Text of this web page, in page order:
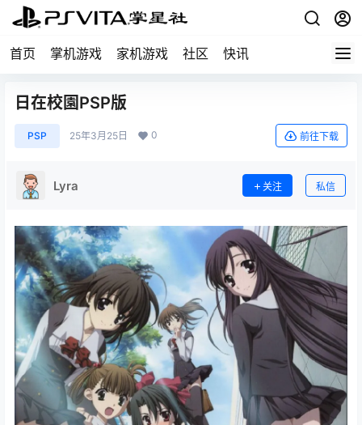
首页 掌机游戏 家机游戏 社区 快讯
日在校園PSP版
PSP 25年3月25日 0 前往下载
Lyra 关注 私信